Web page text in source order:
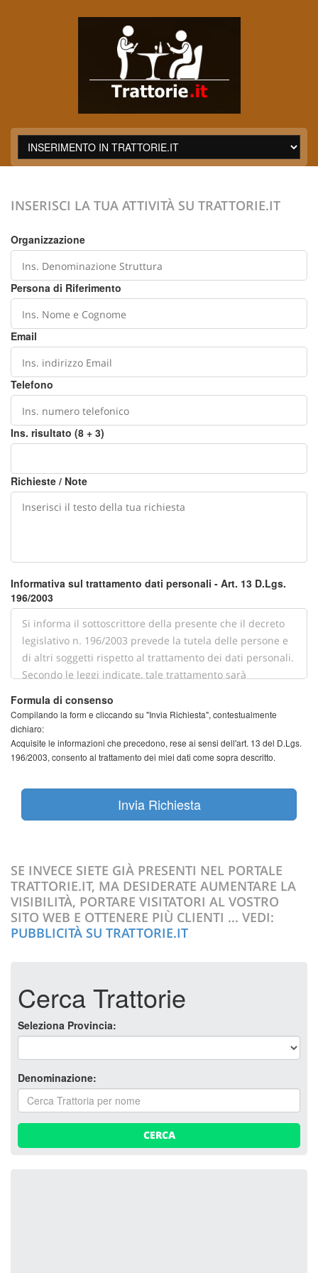
INSERISCI LA TUA ATTIVITÀ SU TRATTORIE.IT
Organizzazione
Persona di Riferimento
Email
Telefono
Ins. risultato (8 + 3)
Richieste / Note
Informativa sul trattamento dati personali - Art. 13 D.Lgs.
196/2003
Formula di consenso
Compilando la form e cliccando su "Invia Richiesta", contestualmente
dichiaro:
Acquisite le informazioni che precedono, rese ai sensi dell'art. 13 del D.Lgs.
196/2003, consento al trattamento dei miei dati come sopra descritto.
Invia Richiesta
SE INVECE SIETE GIÀ PRESENTI NEL PORTALE
TRATTORIE.IT, MA DESIDERATE AUMENTARE LA
VISIBILITÀ, PORTARE VISITATORI AL VOSTRO
SITO WEB E OTTENERE PIÙ CLIENTI ... VEDI:
PUBBLICITÀ SU TRATTORIE.IT
Cerca Trattorie
Seleziona Provincia:
Denominazione:
CERCA